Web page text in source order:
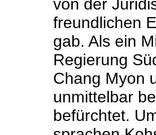
von der
freundlichen
gab. Als ein
Regierung
Chang Myon
unmittelbar
befürchtet.